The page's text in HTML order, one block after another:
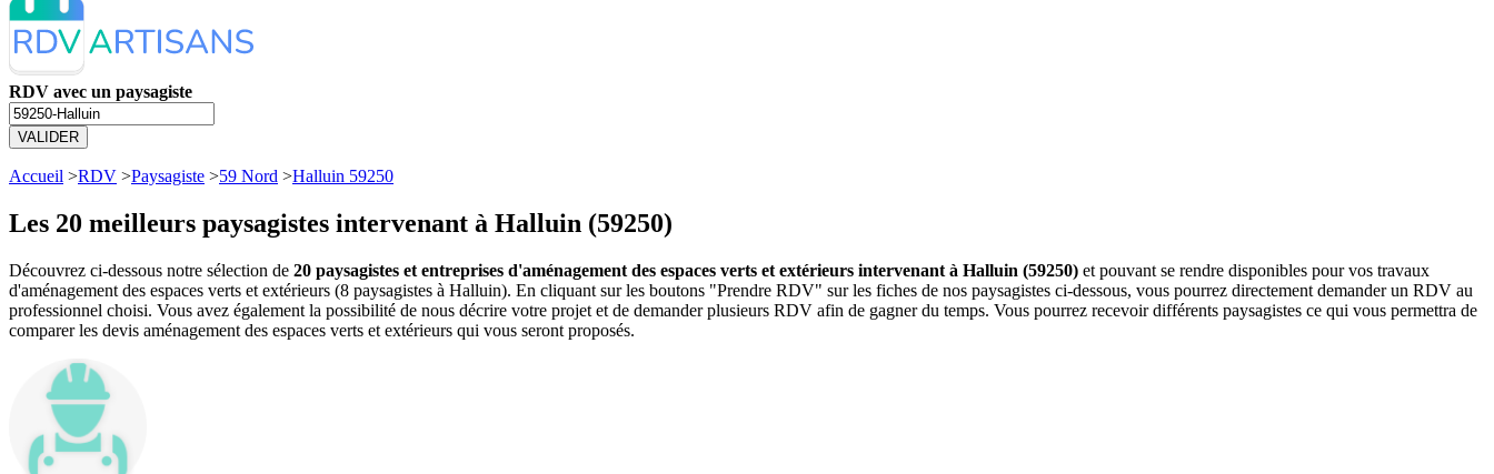
RDV avec un paysagiste
VALIDER
Accueil >RDV >Paysagiste >59 Nord >Halluin 59250
Les 20 meilleurs paysagistes intervenant à Halluin (59250)
Découvrez ci-dessous notre sélection de 20 paysagistes et entreprises d'aménagement des espaces verts et extérieurs intervenant à Halluin (59250) et pouvant se rendre disponibles pour vos travaux
d'aménagement des espaces verts et extérieurs (8 paysagistes à Halluin). En cliquant sur les boutons "Prendre RDV" sur les fiches de nos paysagistes ci-dessous, vous pourrez directement demander un RDV au
professionnel choisi. Vous avez également la possibilité de nous décrire votre projet et de demander plusieurs RDV afin de gagner du temps. Vous pourrez recevoir différents paysagistes ce qui vous permettra de
comparer les devis aménagement des espaces verts et extérieurs qui vous seront proposés.